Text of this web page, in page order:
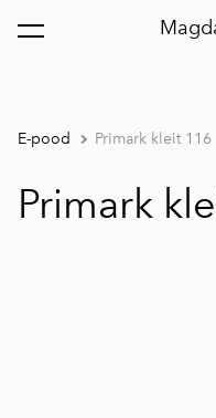
lisati ostukorvi.
E-pood Primark kleit 116
Primark